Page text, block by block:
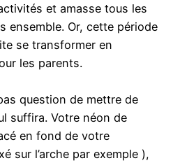
et amasse tous les
ensemble. Or, cette période
se transformer en
les parents.
question de mettre de
suffira. Votre néon de
en fond de votre
sur l’arche par exemple ),